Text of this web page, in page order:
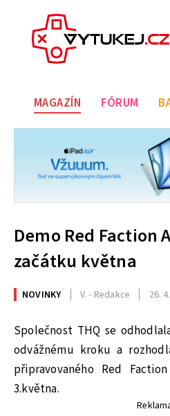
MAGAZÍN FÓRUM
Demo Red Faction
začátku května
NOVINKY V. - Redakce 26.
Společnost THQ se
odvážnému kroku a
připravovaného Red
3.května.